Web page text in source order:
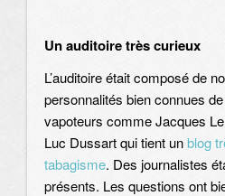
Un auditoire très curieux
L’auditoire était composé de
personnalités bien connues
vapoteurs comme Jacques
Luc Dussart qui tient unblog
tabagisme. Des journalistes
présents. Les questions ont